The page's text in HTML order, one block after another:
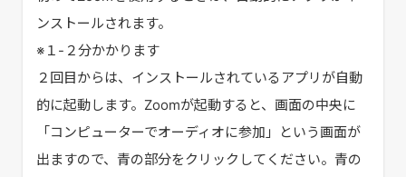
ンストールされます。
※１-２分かかります
２回目からは、インストールされているアプリが自動
的に起動します。Zoomが起動すると、画面の中央に
「コンピューターでオーディオに参加」という画面が
出ますので、青の部分をクリックしてください。青の